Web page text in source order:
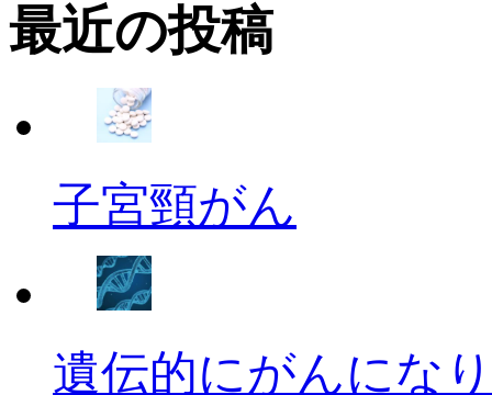
最近の投稿
子宮頸がん
遺伝的にがんにな